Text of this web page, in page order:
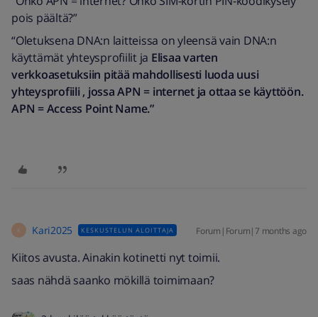
pois päältä?”
“Oletuksena DNA:n laitteissa on yleensä vain DNA:n
käyttämät yhteysprofiilit ja Elisaa varten
verkkoasetuksiin pitää mahdollisesti luoda uusi
yhteysprofiili , jossa APN = internet ja ottaa se käyttöön.
APN = Access Point Name.”
K Kari2025 KESKUSTELUN ALOITTAJA Forum|Forum|7 months ago
Kiitos avusta. Ainakin kotinetti nyt toimii.
saas nähdä saanko mökillä toimimaan?